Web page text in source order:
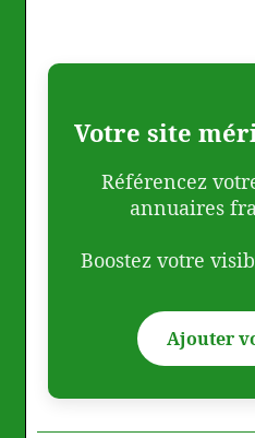
Votre site
Référencez
annuaires
Boostez votre
Ajouter